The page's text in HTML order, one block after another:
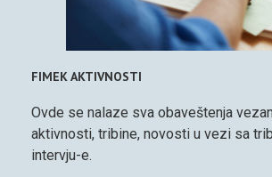
FIMEK AKTIVNOSTI
Ovde se nalaze sva obaveštenja
aktivnosti, tribine, novosti u vezi sa
intervju-e.